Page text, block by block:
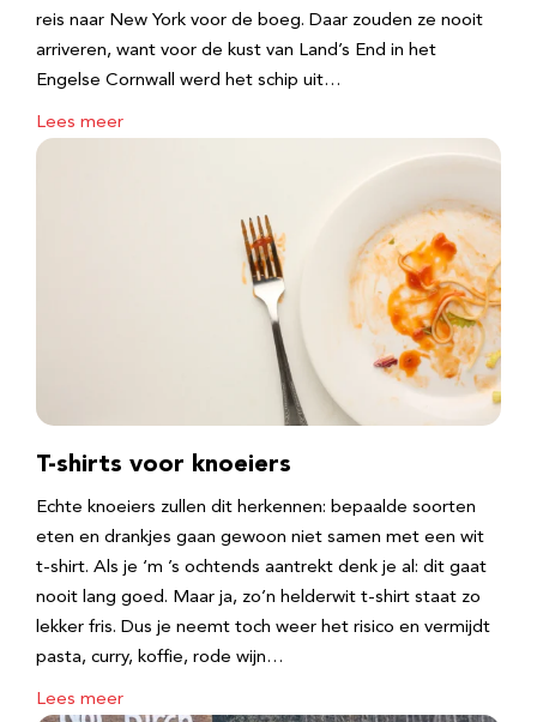
reis naar New York voor de boeg. Daar zouden ze nooit
arriveren, want voor de kust van Land’s End in het
Engelse Cornwall werd het schip uit…
Lees meer
T-shirts voor knoeiers
Echte knoeiers zullen dit herkennen: bepaalde soorten
eten en drankjes gaan gewoon niet samen met een wit
t-shirt. Als je ‘m ’s ochtends aantrekt denk je al: dit gaat
nooit lang goed. Maar ja, zo’n helderwit t-shirt staat zo
lekker fris. Dus je neemt toch weer het risico en vermijdt
pasta, curry, koffie, rode wijn…
Lees meer